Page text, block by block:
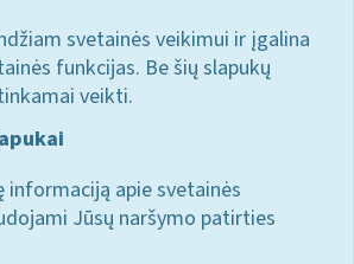
svetainės veikimui ir įgalina
funkcijas. Be šių slapukų
veikti.
informaciją apie svetainės
Jūsų naršymo patirties